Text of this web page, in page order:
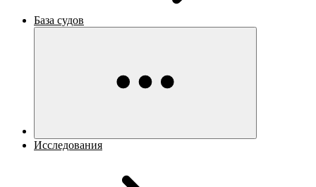
База судов
Исследования